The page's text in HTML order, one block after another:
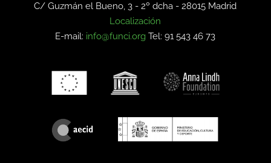
C/ Guzmán el Bueno, 3 - 2º dcha -28015 Madrid
Localización
E-mail: info@funci.org Tel: 91 543 46 73